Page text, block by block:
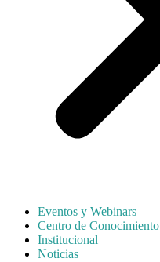
Eventos y Webinars
Centro de Conocimiento
Institucional
Noticias